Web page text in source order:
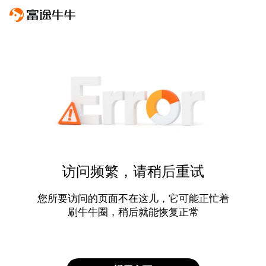
访问频繁，请稍后重试
您所要访问的页面不在这儿，它可能正忙着
刷牛牛圈，稍后就能恢复正常